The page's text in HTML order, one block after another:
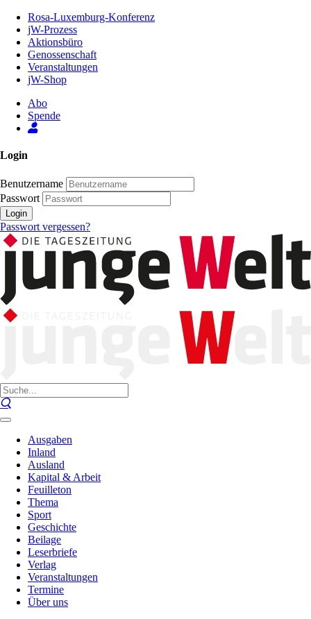
Inhalt
Seite
Rosa-Luxemburg-Konferenz
jW-Prozess
Aktionsbüro
Genossenschaft
Veranstaltungen
jW-Shop
Abo
Spende
Login
Benutzername
Passwort
Login
Passwort vergessen?
Ausgaben
Inland
Ausland
Kapital & Arbeit
Feuilleton
Thema
Sport
Geschichte
Beilage
Leserbriefe
Verlag
Veranstaltungen
Termine
Über uns